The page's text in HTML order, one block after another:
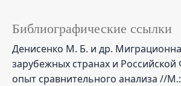
Библиографические ссылки
Денисенко М. Б. и др.
зарубежных странах и
опыт сравнительного анализа //